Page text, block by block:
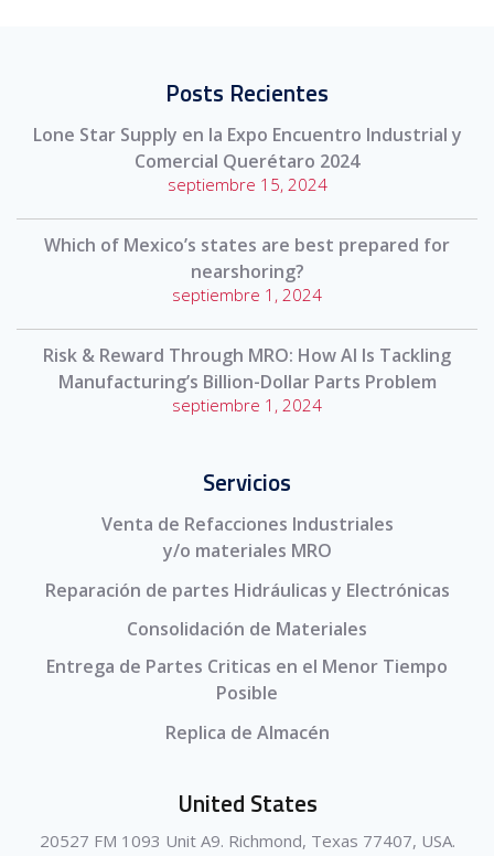
Posts Recientes
Lone Star Supply en la Expo Encuentro Industrial y
Comercial Querétaro 2024
septiembre 15, 2024
Which of Mexico’s states are best prepared for
nearshoring?
septiembre 1, 2024
Risk & Reward Through MRO: How AI Is Tackling
Manufacturing’s Billion-Dollar Parts Problem
septiembre 1, 2024
Servicios
Venta de Refacciones Industriales
y/o materiales MRO
Reparación de partes Hidráulicas y Electrónicas
Consolidación de Materiales
Entrega de Partes Criticas en el Menor Tiempo
Posible
Replica de Almacén
United States
20527 FM 1093 Unit A9. Richmond, Texas 77407, USA.